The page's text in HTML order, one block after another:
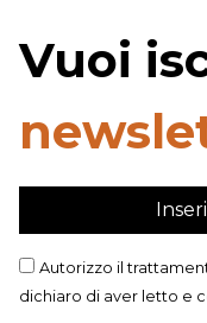
Vuoi
Autorizzo il
dichiaro di aver letto e